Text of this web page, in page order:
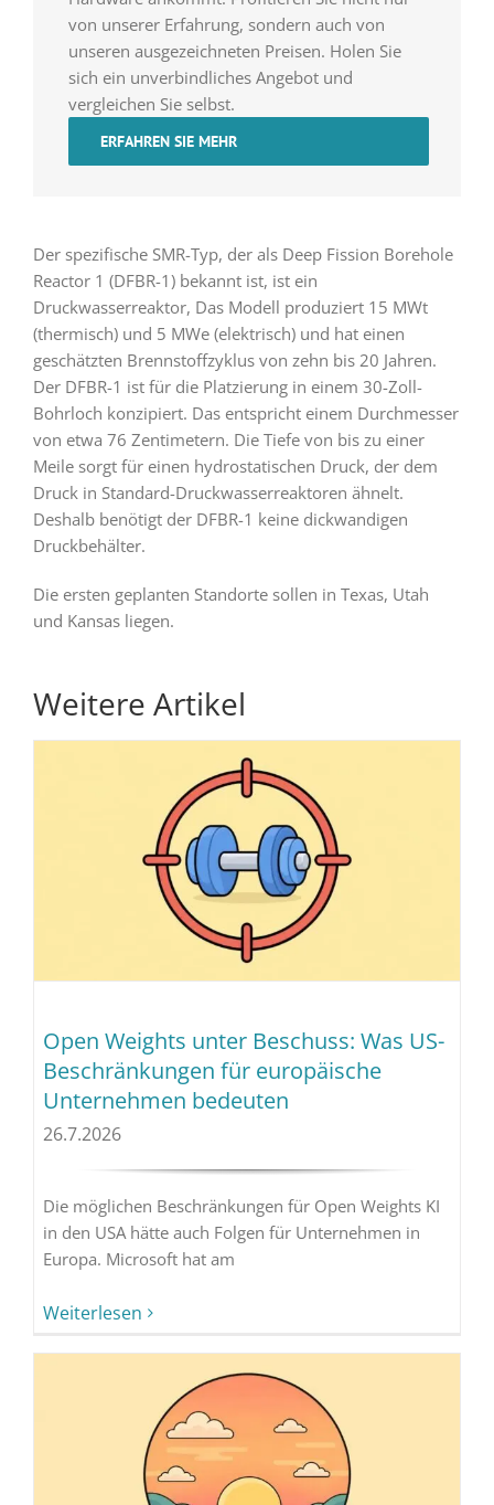
von unserer Erfahrung, sondern auch von
unseren ausgezeichneten Preisen. Holen Sie
sich ein unverbindliches Angebot und
vergleichen Sie selbst.
ERFAHREN SIE MEHR
Der spezifische SMR-Typ, der als Deep Fission Borehole
Reactor 1 (DFBR-1) bekannt ist, ist ein
Druckwasserreaktor, Das Modell produziert 15 MWt
(thermisch) und 5 MWe (elektrisch) und hat einen
geschätzten Brennstoffzyklus von zehn bis 20 Jahren.
Der DFBR-1 ist für die Platzierung in einem 30-Zoll-
Bohrloch konzipiert. Das entspricht einem Durchmesser
von etwa 76 Zentimetern. Die Tiefe von bis zu einer
Meile sorgt für einen hydrostatischen Druck, der dem
Druck in Standard-Druckwasserreaktoren ähnelt.
Deshalb benötigt der DFBR-1 keine dickwandigen
Druckbehälter.
Die ersten geplanten Standorte sollen in Texas, Utah
und Kansas liegen.
Weitere Artikel
Open Weights unter Beschuss: Was US-
Beschränkungen für europäische
Unternehmen bedeuten
26.7.2026
Die möglichen Beschränkungen für Open Weights KI
in den USA hätte auch Folgen für Unternehmen in
Europa. Microsoft hat am
Weiterlesen